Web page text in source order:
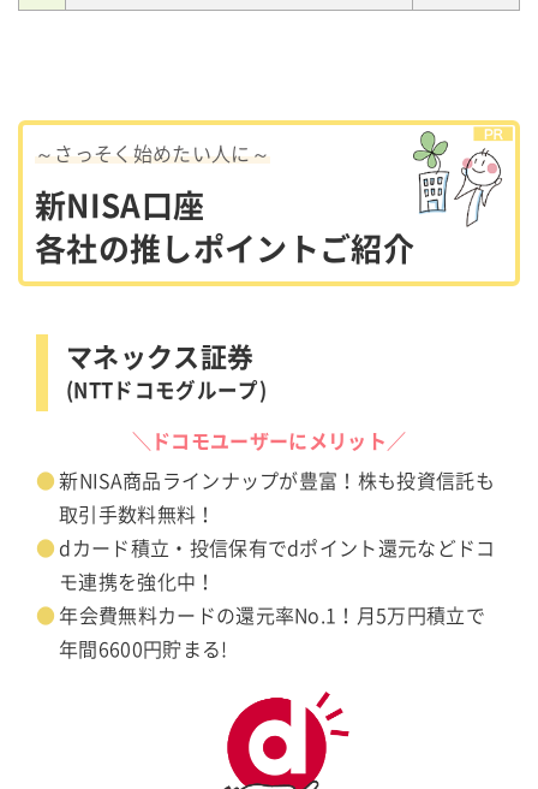
～さっそく始めたい人に～
新NISA口座
各社の推しポイントご紹介
マネックス証券
(NTTドコモグループ)
＼ドコモユーザーにメリット／
新NISA商品ラインナップが豊富！株も投資信託も
取引手数料無料！
dカード積立・投信保有でdポイント還元などドコ
モ連携を強化中！
年会費無料カードの還元率No.1！月5万円積立で
年間6600円貯まる!